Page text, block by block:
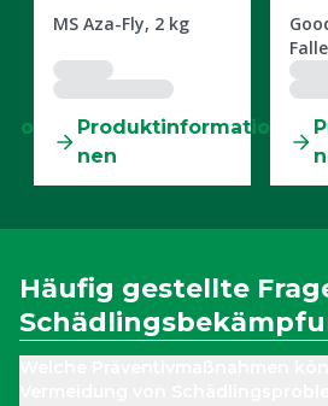
MS Aza-Fly, 2 kg
Produktinformatio
nen
Häufig gestellte